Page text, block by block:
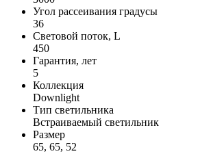
Угол рассеивания градусы
36
Световой поток, L
450
Гарантия, лет
5
Коллекция
Downlight
Тип светильника
Встраиваемый светильник
Размер
65, 65, 52